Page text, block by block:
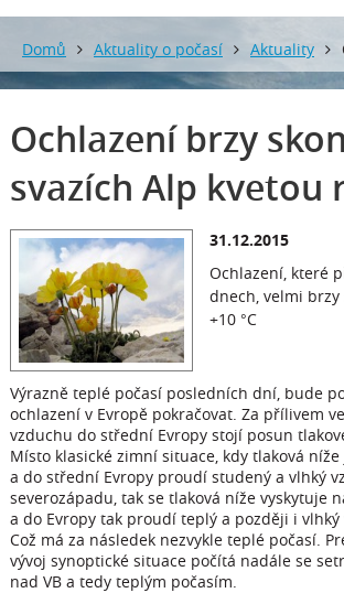
Domů Aktuality o počasí Aktuality
skončí, na svazích Alp kvetou rostliny
Ochlazení brzy
svazích Alp kvetou
31.12.2015
Ochlazení, které
dnech, velmi brzy
+10 °C
Výrazně teplé počasí posledních dní, bude
ochlazení v Evropě pokračovat. Za přílivem
vzduchu do střední Evropy stojí posun
Místo klasické zimní situace, kdy tlaková
a do střední Evropy proudí studený a vlhký
severozápadu, tak se tlaková níže vyskytuje
a do Evropy tak proudí teplý a později i vlhký
Což má za následek nezvykle teplé počasí.
vývoj synoptické situace počítá nadále se
nad VB a tedy teplým počasím.